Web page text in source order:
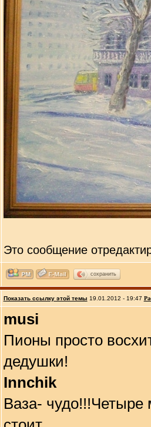
Это сообщение
сохранить
Показать ссылку этой темы 19.01.2012 - 19:47
musi
Пионы просто
дедушки!
Innchik
Ваза- чудо!!!Четыре